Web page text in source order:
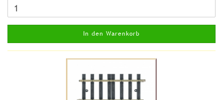
In den Warenkorb